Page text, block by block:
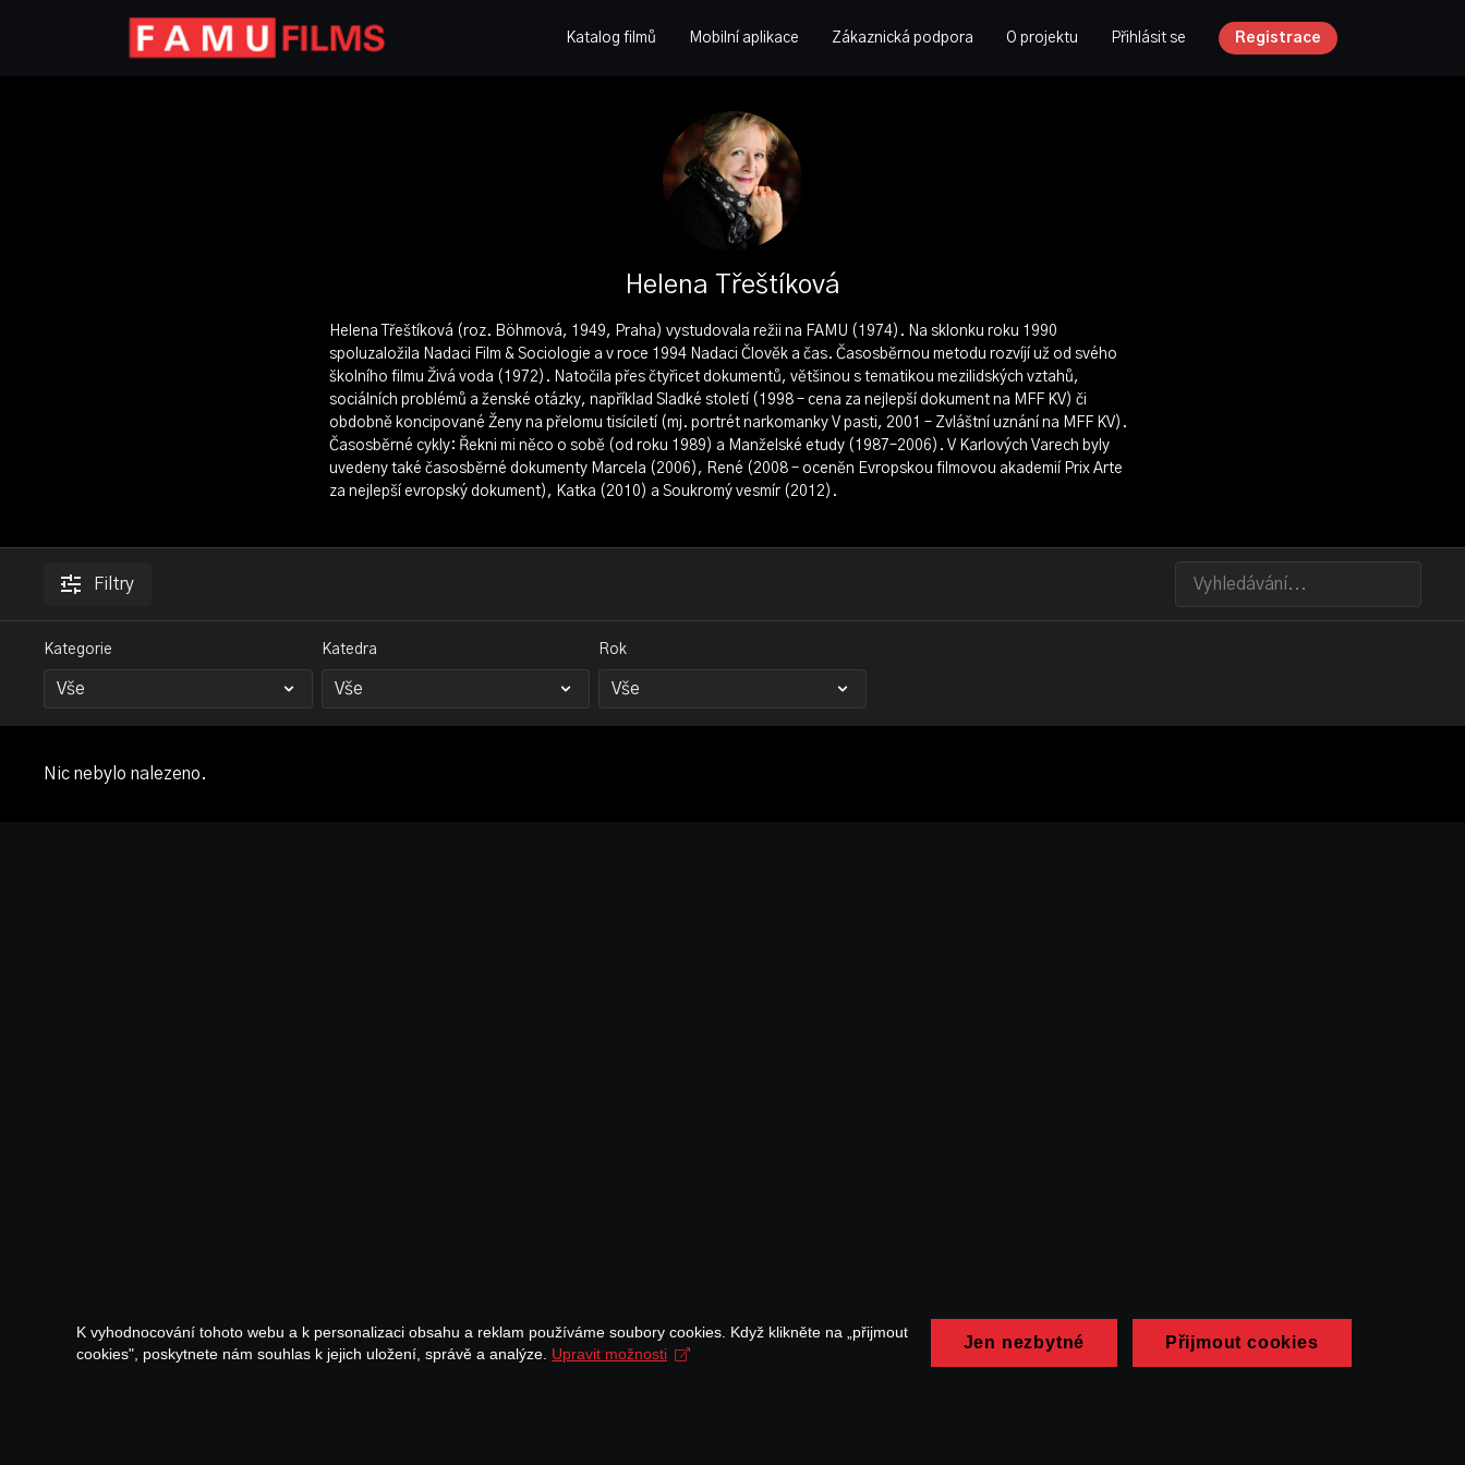
Katalog filmů Mobilní aplikace Zákaznická podpora O projektu Přihlásit se Registrace
Helena Třeštíková
Helena Třeštíková (roz. Böhmová, 1949, Praha) vystudovala režii na FAMU (1974). Na sklonku roku 1990
spoluzaložila Nadaci Film & Sociologie a v roce 1994 Nadaci Člověk a čas. Časosběrnou metodu rozvíjí už od svého
školního filmu Živá voda (1972). Natočila přes čtyřicet dokumentů, většinou s tematikou mezilidských vztahů,
sociálních problémů a ženské otázky, například Sladké století (1998 – cena za nejlepší dokument na MFF KV) či
obdobně koncipované Ženy na přelomu tisíciletí (mj. portrét narkomanky V pasti, 2001 – Zvláštní uznání na MFF KV).
Časosběrné cykly: Řekni mi něco o sobě (od roku 1989) a Manželské etudy (1987–2006). V Karlových Varech byly
uvedeny také časosběrné dokumenty Marcela (2006), René (2008 – oceněn Evropskou filmovou akademií Prix Arte
za nejlepší evropský dokument), Katka (2010) a Soukromý vesmír (2012).
Filtry
Kategorie Katedra Rok
Nic nebylo nalezeno.
K vyhodnocování tohoto webu a k personalizaci obsahu a reklam používáme soubory cookies. Když klikněte na „přijmout
cookies", poskytnete nám souhlas k jejich uložení, správě a analýze. Upravit možnosti
Jen nezbytné Přijmout cookies